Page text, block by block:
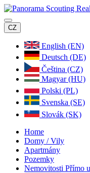
CZ
English (EN)
Deutsch (DE)
Čeština (CZ)
Magyar (HU)
Polski (PL)
Svenska (SE)
Slovák (SK)
Home
Domy / Vily
Apartmány
Pozemky
Nemovitosti Přímo